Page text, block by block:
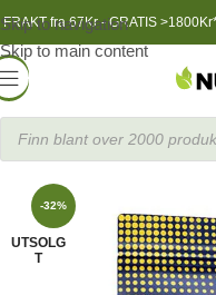
Skip to navigation
Skip to main content
FRAKT fra 67Kr - GRATIS
TRENINGSNÆRING»
-32%
UTSOLG
T